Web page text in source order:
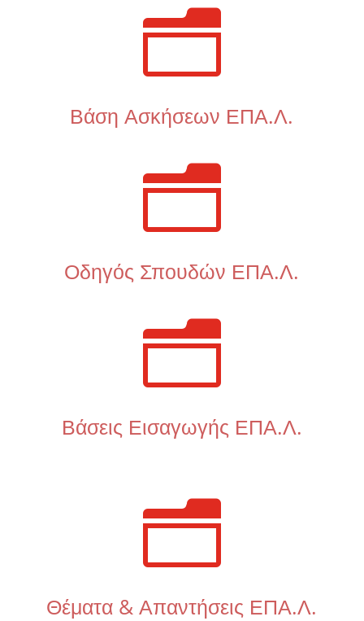
n
Βάση Ασκήσεων ΕΠΑ.Λ.
n
Οδηγός Σπουδών ΕΠΑ.Λ.
n
Βάσεις Εισαγωγής ΕΠΑ.Λ.
n
Θέματα & Απαντήσεις ΕΠΑ.Λ.